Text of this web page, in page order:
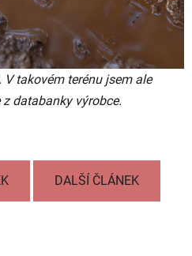
takovém terénu jsem ale
databanky výrobce.
DALŠÍ ČLÁNEK